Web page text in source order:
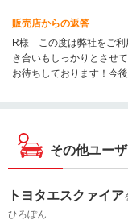
販売店からの返答
R様 この度は弊社をご利
き合いもしっかりとさせ
お待ちしております！今
その他ユー
トヨタエスクァイア
ひろぽん